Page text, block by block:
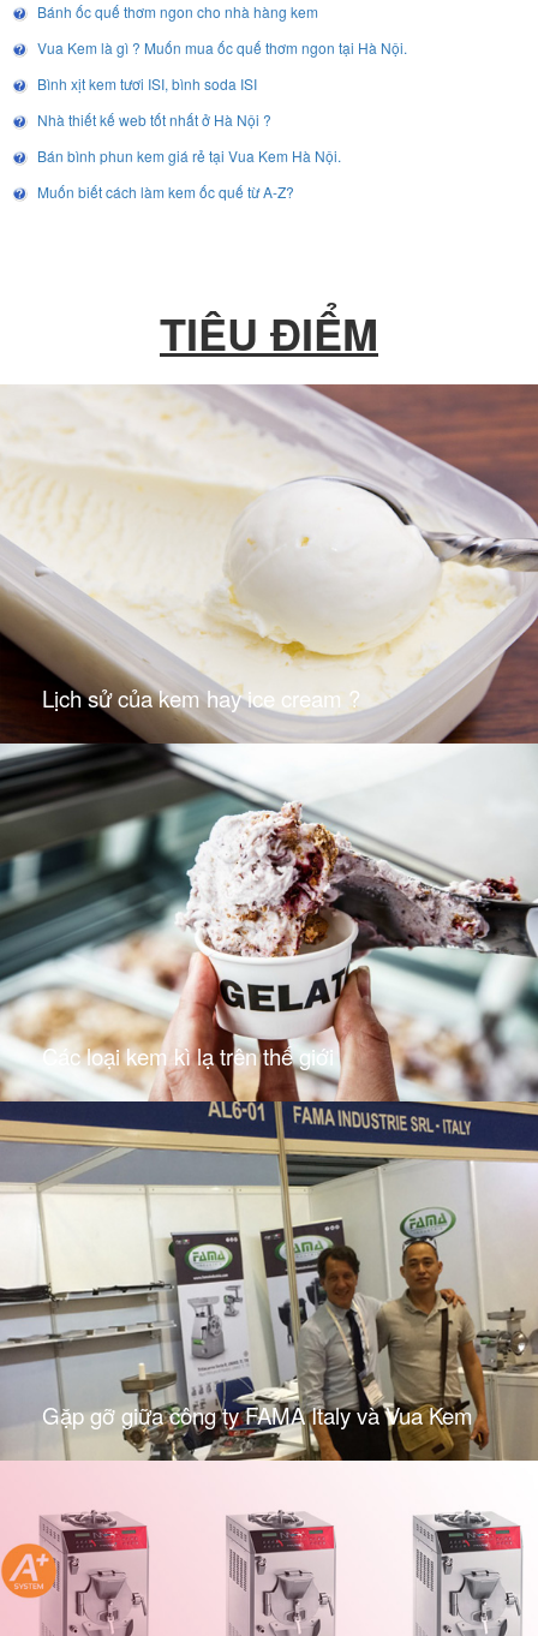
Bánh ốc quế thơm ngon cho nhà hàng kem
Vua Kem là gì ? Muốn mua ốc quế thơm ngon tại Hà Nội.
Bình xịt kem tươi ISI, bình soda ISI
Nhà thiết kế web tốt nhất ở Hà Nội ?
Bán bình phun kem giá rẻ tại Vua Kem Hà Nội.
Muốn biết cách làm kem ốc quế từ A-Z?
TIÊU ĐIỂM
Lịch sử của kem hay ice cream ?
Các loại kem kì lạ trên thế giới
Gặp gỡ giữa công ty FAMA Italy và Vua Kem